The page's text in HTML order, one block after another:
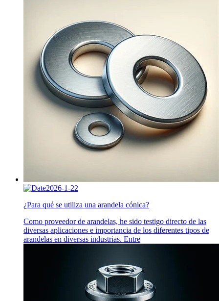
2026-1-22
¿Para qué se utiliza una arandela cónica?
Como proveedor de arandelas, he sido testigo directo de las
diversas aplicaciones e importancia de los diferentes tipos de
arandelas en diversas industrias. Entre